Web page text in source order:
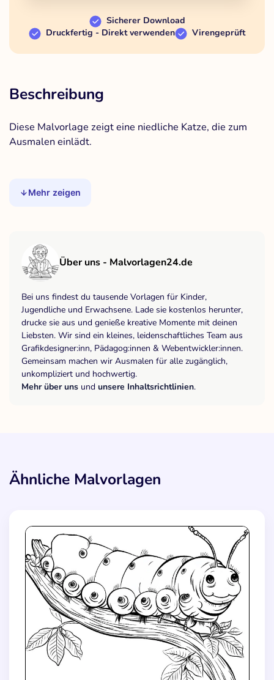
Sicherer Download
Druckfertig - Direkt verwenden
Virengeprüft
Beschreibung
Diese Malvorlage zeigt eine niedliche Katze, die zum
Ausmalen einlädt.
Mehr zeigen
Über uns - Malvorlagen24.de
Bei uns findest du tausende Vorlagen für Kinder,
Jugendliche und Erwachsene. Lade sie kostenlos herunter,
drucke sie aus und genieße kreative Momente mit deinen
Liebsten. Wir sind ein kleines, leidenschaftliches Team aus
Grafikdesigner:inn, Pädagog:innen & Webentwickler:innen.
Gemeinsam machen wir Ausmalen für alle zugänglich,
unkompliziert und hochwertig.
Mehr über uns und unsere Inhaltsrichtlinien.
Ähnliche Malvorlagen